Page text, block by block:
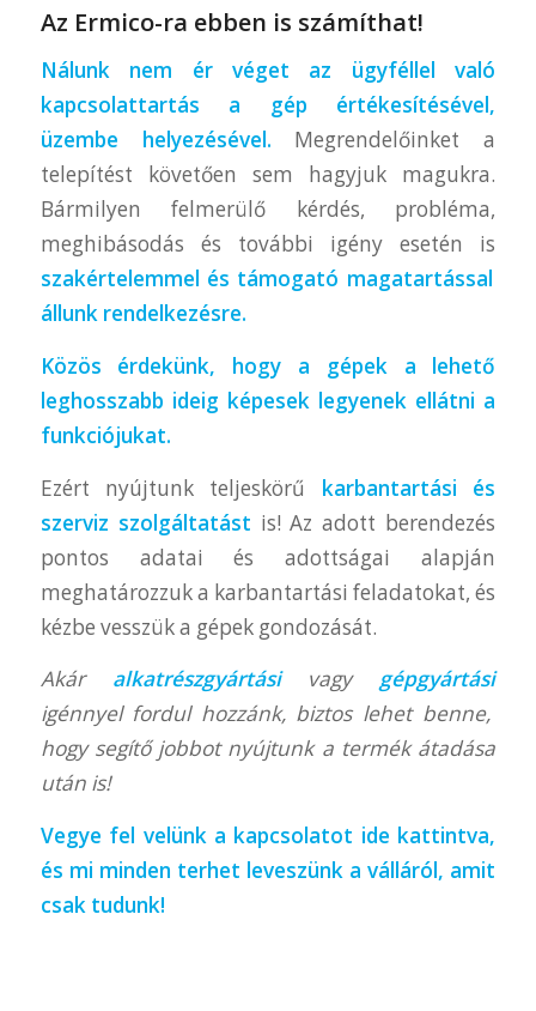
Az Ermico-ra ebben is számíthat!
Nálunk nem ér véget az ügyféllel való
kapcsolattartás a gép értékesítésével,
üzembe helyezésével. Megrendelőinket a
telepítést követően sem hagyjuk magukra.
Bármilyen felmerülő kérdés, probléma,
meghibásodás és további igény esetén is
szakértelemmel és támogató magatartással
állunk rendelkezésre.
Közös érdekünk, hogy a gépek a lehető
leghosszabb ideig képesek legyenek ellátni a
funkciójukat.
Ezért nyújtunk teljeskörű karbantartási és
szerviz szolgáltatást is! Az adott berendezés
pontos adatai és adottságai alapján
meghatározzuk a karbantartási feladatokat, és
kézbe vesszük a gépek gondozását.
Akár alkatrészgyártásivagy gépgyártási
igénnyel fordul hozzánk, biztos lehet benne,
hogy segítő jobbot nyújtunk a termék átadása
után is!
Vegye fel velünk a kapcsolatot ide kattintva,
és mi minden terhet leveszünk a válláról, amit
csak tudunk!